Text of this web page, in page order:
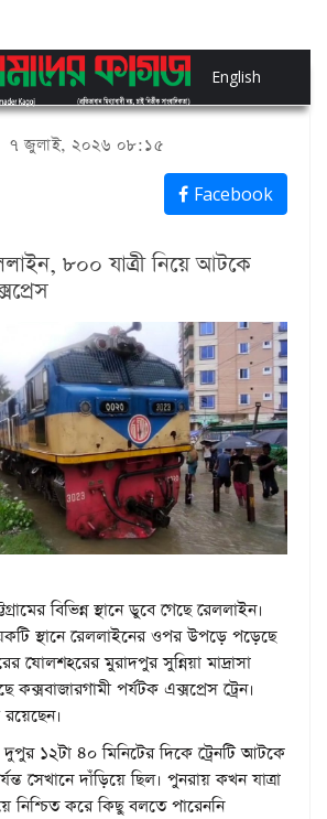
English
৭ জুলাই, ২০২৬ ০৮:১৫
Facebook
৮০০ যাত্রী নিয়ে আটকে
বিভিন্ন স্থানে ডুবে গেছে রেললাইন।
স্থানে রেললাইনের ওপর উপড়ে পড়েছে
ষোলশহরের মুরাদপুর সুন্নিয়া মাদ্রাসা
পর্যটক এক্সপ্রেস ট্রেন।
১২টা ৪০ মিনিটের দিকে ট্রেনটি আটকে
সেখানে দাঁড়িয়ে ছিল। পুনরায় কখন যাত্রা
নিশ্চিত করে কিছু বলতে পারেননি